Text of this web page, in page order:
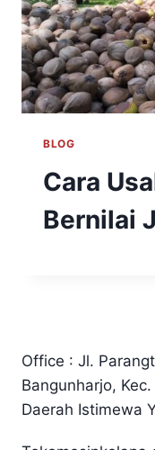
BLOG
Cara
Bernilai
Office : Jl.
Bangunharjo,
Daerah Istimewa